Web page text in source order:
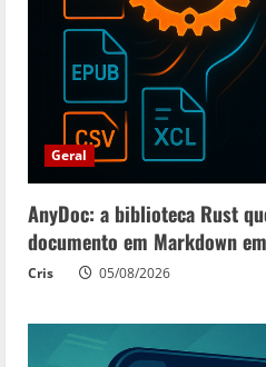
Geral
AnyDoc: a biblioteca Rust
documento em Markdown
Cris 05/08/2026